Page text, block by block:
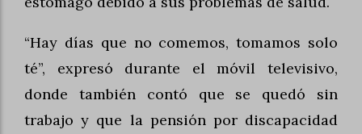
“Hay días que no comemos, tomamos solo
té”, expresó durante el móvil televisivo,
donde también contó que se quedó sin
trabajo y que la pensión por discapacidad